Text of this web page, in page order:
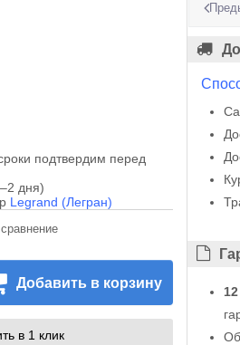
подтвердим перед
дня)
Legrand (Легран)
Добавить в корзину
в 1 клик